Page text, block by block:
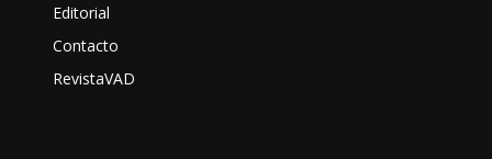
Editorial
Contacto
RevistaVAD